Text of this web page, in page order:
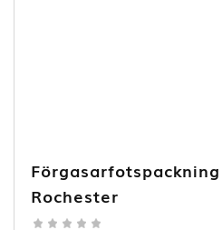
Rochester